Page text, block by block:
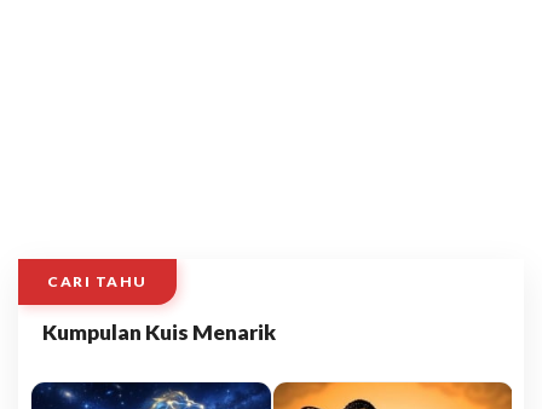
CARI TAHU
Kumpulan Kuis Menarik